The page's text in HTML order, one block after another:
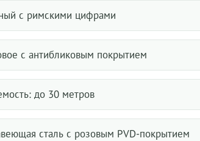
с римскими цифрами
с антибликовым покрытием
до 30 метров
сталь с розовым PVD-покрытием